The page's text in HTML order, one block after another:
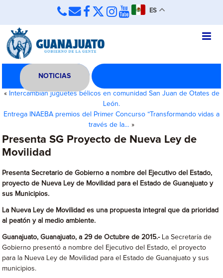
ES
NOTICIAS
« Intercambian juguetes bélicos en comunidad San Juan de Otates de
León.
Entrega INAEBA premios del Primer Concurso “Transformando vidas a
través de la… »
Presenta SG Proyecto de Nueva Ley de
Movilidad
Presenta Secretario de Gobierno a nombre del Ejecutivo del Estado,
proyecto de Nueva Ley de Movilidad para el Estado de Guanajuato y
sus Municipios.
La Nueva Ley de Movilidad es una propuesta integral que da prioridad
al peatón y al medio ambiente.
Guanajuato, Guanajuato, a 29 de Octubre de 2015.-La Secretaría de
Gobierno presentó a nombre del Ejecutivo del Estado, el proyecto
para la Nueva Ley de Movilidad para el Estado de Guanajuato y sus
municipios.